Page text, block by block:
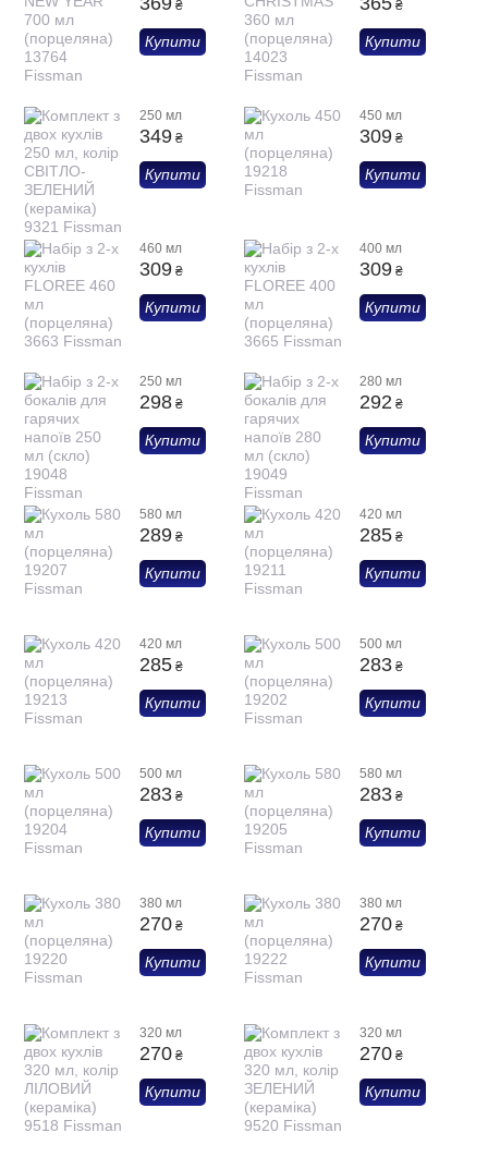
₴
Купити
₴
Купити
250 мл
349 ₴
Купити
450 мл
309 ₴
Купити
460 мл
309 ₴
Купити
400 мл
309 ₴
Купити
250 мл
298 ₴
Купити
280 мл
292 ₴
Купити
580 мл
289 ₴
Купити
420 мл
285 ₴
Купити
420 мл
285 ₴
Купити
500 мл
283 ₴
Купити
500 мл
283 ₴
Купити
580 мл
283 ₴
Купити
380 мл
270 ₴
Купити
380 мл
270 ₴
Купити
320 мл
270 ₴
Купити
320 мл
270 ₴
Купити